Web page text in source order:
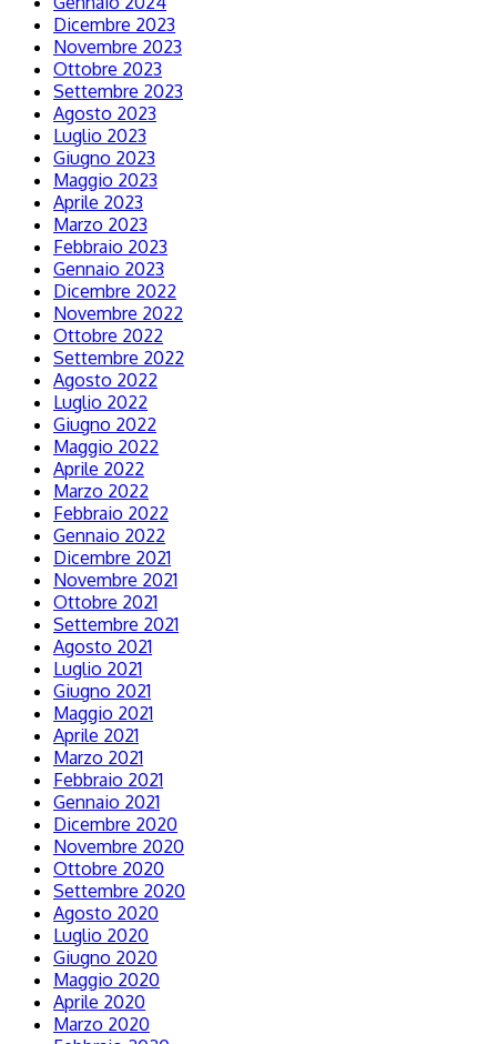
Dicembre 2023
Novembre 2023
Ottobre 2023
Settembre 2023
Agosto 2023
Luglio 2023
Giugno 2023
Maggio 2023
Aprile 2023
Marzo 2023
Febbraio 2023
Gennaio 2023
Dicembre 2022
Novembre 2022
Ottobre 2022
Settembre 2022
Agosto 2022
Luglio 2022
Giugno 2022
Maggio 2022
Aprile 2022
Marzo 2022
Febbraio 2022
Gennaio 2022
Dicembre 2021
Novembre 2021
Ottobre 2021
Settembre 2021
Agosto 2021
Luglio 2021
Giugno 2021
Maggio 2021
Aprile 2021
Marzo 2021
Febbraio 2021
Gennaio 2021
Dicembre 2020
Novembre 2020
Ottobre 2020
Settembre 2020
Agosto 2020
Luglio 2020
Giugno 2020
Maggio 2020
Aprile 2020
Marzo 2020